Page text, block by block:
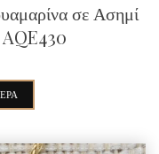
σε Ασημί
AQE430